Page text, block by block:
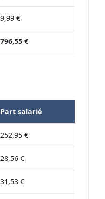
9,99 €
796,55 €
Part salarié
252,95 €
28,56 €
31,53 €